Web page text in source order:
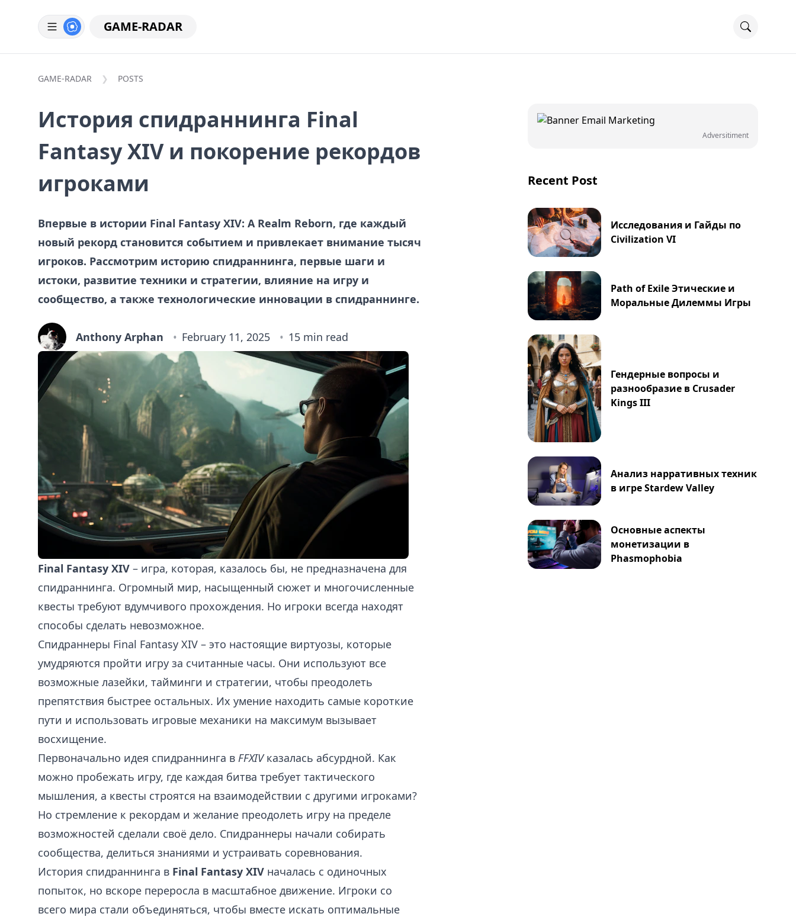
GAME-RADAR
GAME-RADAR POSTS
История спидраннинга Final
Fantasy XIV и покорение рекордов
игроками
Впервые в истории Final Fantasy XIV: A Realm Reborn, где каждый
новый рекорд становится событием и привлекает внимание тысяч
игроков. Рассмотрим историю спидраннинга, первые шаги и
истоки, развитие техники и стратегии, влияние на игру и
сообщество, а также технологические инновации в спидраннинге.
Anthony Arphan February 11, 2025 15 min read
Final Fantasy XIV – игра, которая, казалось бы, не предназначена для
спидраннинга. Огромный мир, насыщенный сюжет и многочисленные
квесты требуют вдумчивого прохождения. Но игроки всегда находят
способы сделать невозможное.
Спидраннеры Final Fantasy XIV – это настоящие виртуозы, которые
умудряются пройти игру за считанные часы. Они используют все
возможные лазейки, тайминги и стратегии, чтобы преодолеть
препятствия быстрее остальных. Их умение находить самые короткие
пути и использовать игровые механики на максимум вызывает
восхищение.
Первоначально идея спидраннинга в FFXIVказалась абсурдной. Как
можно пробежать игру, где каждая битва требует тактического
мышления, а квесты строятся на взаимодействии с другими игроками?
Но стремление к рекордам и желание преодолеть игру на пределе
возможностей сделали своё дело. Спидраннеры начали собирать
сообщества, делиться знаниями и устраивать соревнования.
История спидраннинга в Final Fantasy XIV началась с одиночных
попыток, но вскоре переросла в масштабное движение. Игроки со
всего мира стали объединяться, чтобы вместе искать оптимальные
Adversitiment
Recent Post
Исследования и Гайды по
Civilization VI
Path of Exile Этические и
Моральные Дилеммы Игры
Гендерные вопросы и
разнообразие в Crusader
Kings III
Анализ нарративных техник
в игре Stardew Valley
Основные аспекты
монетизации в
Phasmophobia